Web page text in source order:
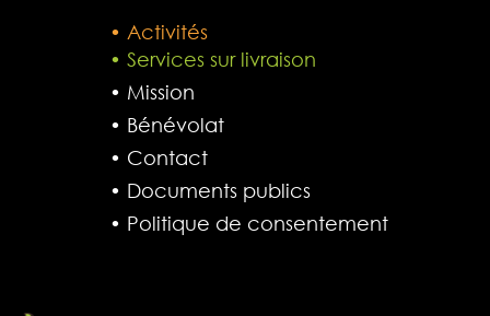
• Activités
• Services sur livraison
• Mission
• Bénévolat
• Contact
• Documents publics
• Politique de consentement